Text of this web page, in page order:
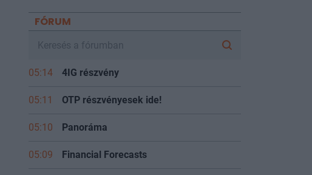
FÓRUM
05:14 4IG részvény
05:11 OTP részvényesek ide!
05:10 Panoráma
05:09 Financial Forecasts